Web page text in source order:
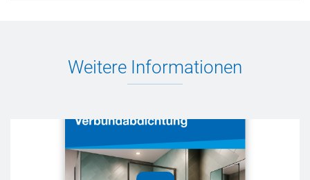
Weitere Informationen